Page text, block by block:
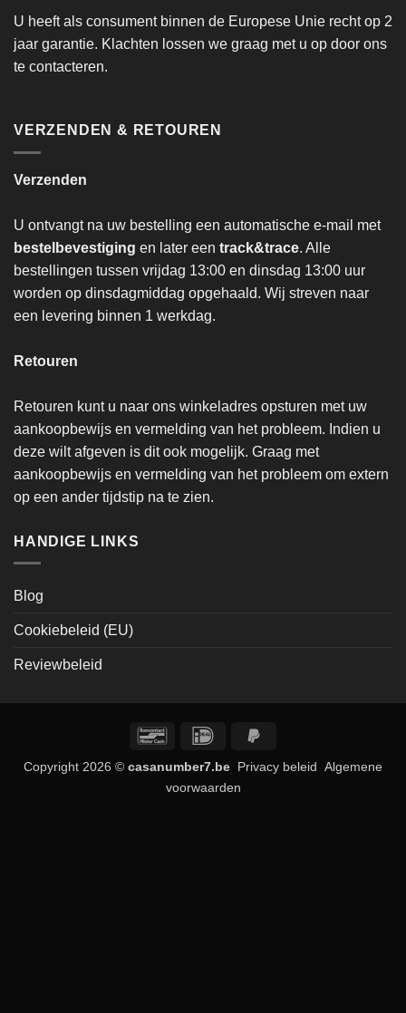
U heeft als consument binnen de Europese Unie recht op 2
jaar garantie. Klachten lossen we graag met u op door ons
te contacteren.
VERZENDEN & RETOUREN
Verzenden
U ontvangt na uw bestelling een automatische e-mail met
bestelbevestiging en later een track&trace. Alle
bestellingen tussen vrijdag 13:00 en dinsdag 13:00 uur
worden op dinsdagmiddag opgehaald. Wij streven naar
een levering binnen 1 werkdag.
Retouren
Retouren kunt u naar ons winkeladres opsturen met uw
aankoopbewijs en vermelding van het probleem. Indien u
deze wilt afgeven is dit ook mogelijk. Graag met
aankoopbewijs en vermelding van het probleem om extern
op een ander tijdstip na te zien.
HANDIGE LINKS
Blog
Cookiebeleid (EU)
Reviewbeleid
BancontactIDeal
Copyright 2026 © casanumber7.be Privacy beleid Algemene
voorwaarden